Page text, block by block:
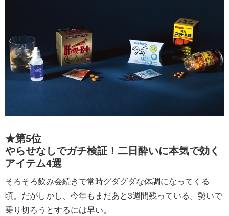
★第5位
やらせなしでガチ検証！二日酔いに本気で効く
アイテム4選
そろそろ飲み会続きで常時グダグダな体調になってくる
頃。だがしかし、今年もまだあと3週間残っている。勢いで
乗り切ろうとするには早い。